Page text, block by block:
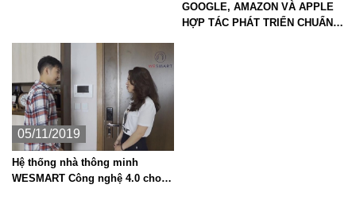
GOOGLE, AMAZON VÀ APPLE
HỢP TÁC PHÁT TRIỂN CHUẨN
05/11/2019
Hệ thống nhà thông minh
WESMART Công nghệ 4.0 cho